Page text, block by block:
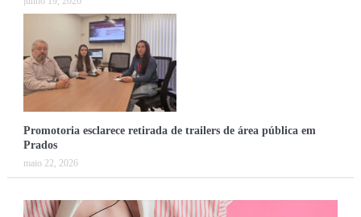
Promotoria esclarece retirada de trailers de área pública em
Prados
maio 22, 2026